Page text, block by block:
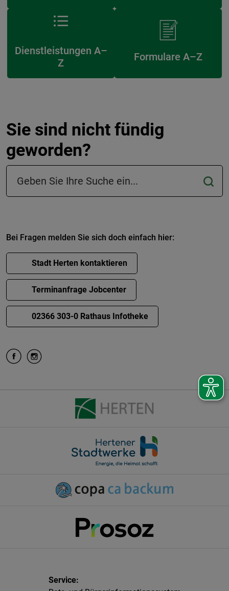
Dienstleistungen A–
Z
Formulare A–Z
Sie sind nicht fündig
geworden?
Suchfeld in der Fußzeile
Bei Fragen melden Sie sich doch einfach hier:
Stadt Herten kontaktieren
Terminanfrage Jobcenter
02366 303-0 Rathaus Infotheke